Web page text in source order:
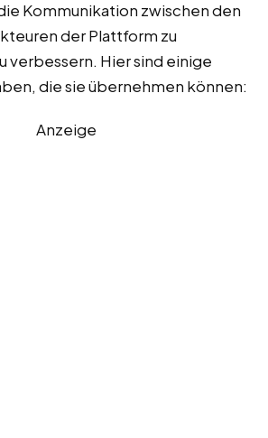
Kommunikation zwischen den
der Plattform zu
verbessern. Hier sind einige
die sie übernehmen können:
Anzeige